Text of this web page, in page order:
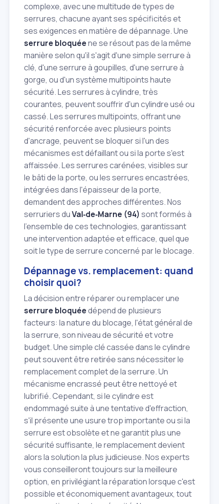
complexe, avec une multitude de types de
serrures, chacune ayant ses spécificités et
ses exigences en matière de dépannage. Une
serrure bloquéene se résout pas de la même
manière selon qu'il s'agit d'une simple serrure à
clé, d'une serrure à goupilles, d'une serrure à
gorge, ou d'un système multipoints haute
sécurité. Les serrures à cylindre, très
courantes, peuvent souffrir d'un cylindre usé ou
cassé. Les serrures multipoints, offrant une
sécurité renforcée avec plusieurs points
d'ancrage, peuvent se bloquer si l'un des
mécanismes est défaillant ou si la porte s'est
affaissée. Les serrures carénées, visibles sur
le bâti de la porte, ou les serrures encastrées,
intégrées dans l'épaisseur de la porte,
demandent des approches différentes. Nos
serruriers duVal‑de‑Marne (94) sont formés à
l'ensemble de ces technologies, garantissant
une intervention adaptée et efficace, quel que
soit le type de serrure concerné par le blocage.
Dépannage vs. remplacement: quand
choisir quoi?
La décision entre réparer ou remplacer une
serrure bloquéedépend de plusieurs
facteurs: la nature du blocage, l'état général de
la serrure, son niveau de sécurité et votre
budget. Une simple clé cassée dans le cylindre
peut souvent être retirée sans nécessiter le
remplacement complet de la serrure. Un
mécanisme encrassé peut être nettoyé et
lubrifié. Cependant, si le cylindre est
endommagé suite à une tentative d'effraction,
s'il présente une usure trop importante ou si la
serrure est obsolète et ne garantit plus une
sécurité suffisante, le remplacement devient
alors la solution la plus judicieuse. Nos experts
vous conseilleront toujours sur la meilleure
option, en privilégiant la réparation lorsque c'est
possible et économiquement avantageux, tout